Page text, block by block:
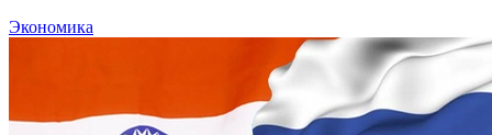
Экономика